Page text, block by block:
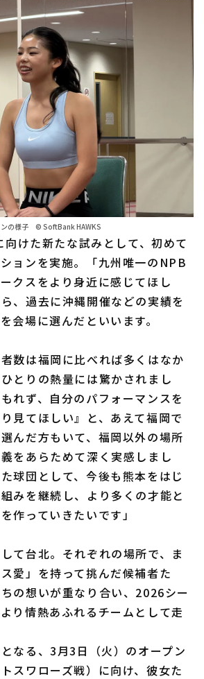
ンの様子 © SoftBank HAWKS
けた新たな試みとして、初めて
ョンを実施。「九州唯一のNPB
クスをより身近に感じてほし
、過去に沖縄開催などの実績を
会場に選んだといいます。
者数は福岡に比べれば多くはなか
とりの熱量には驚かされまし
れず、自分のパフォーマンスを
見てほしい』と、あえて福岡で
んだ方もいて、福岡以外の場所
をあらためて深く実感しまし
球団として、今後も熊本をはじ
みを継続し、より多くの才能と
作っていきたいです」
て台北。それぞれの場所で、ま
愛」を持って挑んだ候補者た
の想いが重なり合い、2026シー
り情熱あふれるチームとして走
なる、3月3日（火）のオープン
スワローズ戦）に向け、彼女た